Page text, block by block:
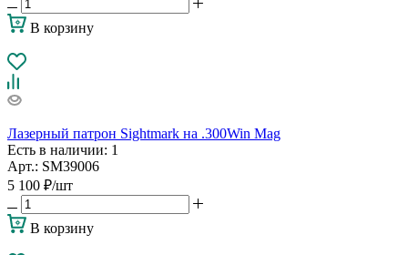
В корзину
Лазерный патрон Sightmark на .300Win Mag
Есть в наличии: 1
Арт.: SM39006
5 100 ₽/шт
В корзину